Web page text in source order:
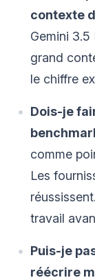
contexte
Gemini
grand
le chiffre
Dois-je
comme
Les
travail
Puis-je
réécrire